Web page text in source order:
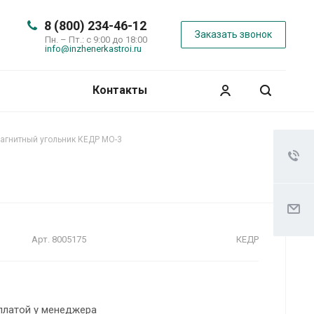
8 (800) 234-46-12
Пн. – Пт.: с 9:00 до 18:00
info@inzhenerkastroi.ru
Заказать звонок
Контакты
угольник КЕДР МО-3
Арт. 8005175 КЕДР
у менеджера